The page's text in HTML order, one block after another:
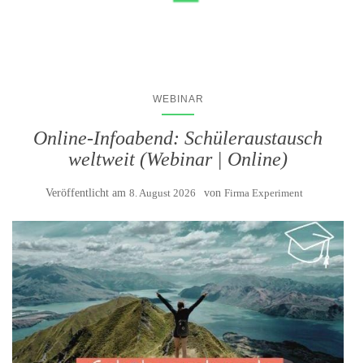
WEBINAR
Online-Infoabend: Schüleraustausch
weltweit (Webinar | Online)
Veröffentlicht am 8. August 2026 von Firma Experiment